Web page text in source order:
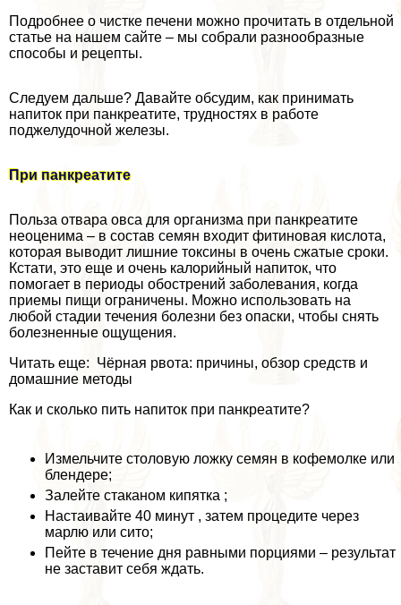
Подробнее о чистке печени можно прочитать в отдельной
статье на нашем сайте – мы собрали разнообразные
способы и рецепты.
Следуем дальше? Давайте обсудим, как принимать
напиток при панкреатите, трудностях в работе
поджелудочной железы.
При панкреатите
Польза отвара овса для организма при панкреатите
неоценима – в состав семян входит фитиновая кислота,
которая выводит лишние токсины в очень сжатые сроки.
Кстати, это еще и очень калорийный напиток, что
помогает в периоды обострений заболевания, когда
приемы пищи ограничены. Можно использовать на
любой стадии течения болезни без опаски, чтобы снять
болезненные ощущения.
Читать еще: Чёрная рвота: причины, обзор средств и
домашние методы
Как и сколько пить напиток при панкреатите?
Измельчите столовую ложку семян в кофемолке или
блендере;
Залейте стаканом кипятка ;
Настаивайте 40 минут , затем процедите через
марлю или сито;
Пейте в течение дня равными порциями – результат
не заставит себя ждать.